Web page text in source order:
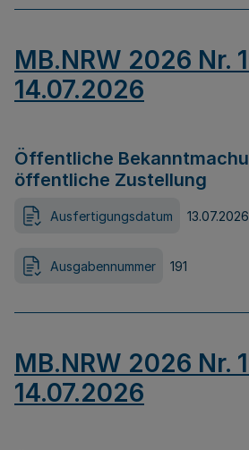
MB.NRW 2026 Nr.
14.07.2026
Öffentliche
öffentliche Zustellung
Ausfertigungsdatum 13.07.2026
Ausgabennummer 191
MB.NRW 2026 Nr.
14.07.2026